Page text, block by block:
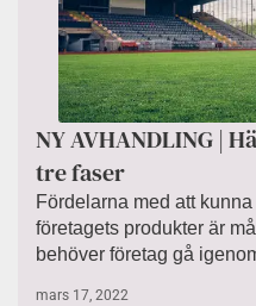
NY AVHANDLING |
tre faser
Fördelarna med att
företagets produkter är
behöver företag gå
mars 17, 2022